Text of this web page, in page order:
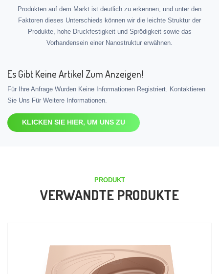
Produkten auf dem Markt ist deutlich zu erkennen, und unter den
Faktoren dieses Unterschieds können wir die leichte Struktur der
Produkte, hohe Druckfestigkeit und Sprödigkeit sowie das
Vorhandensein einer Nanostruktur erwähnen.
Es Gibt Keine Artikel Zum Anzeigen!
Für Ihre Anfrage Wurden Keine Informationen Registriert. Kontaktieren
Sie Uns Für Weitere Informationen.
KLICKEN SIE HIER, UM UNS ZU
PRODUKT
VERWANDTE PRODUKTE